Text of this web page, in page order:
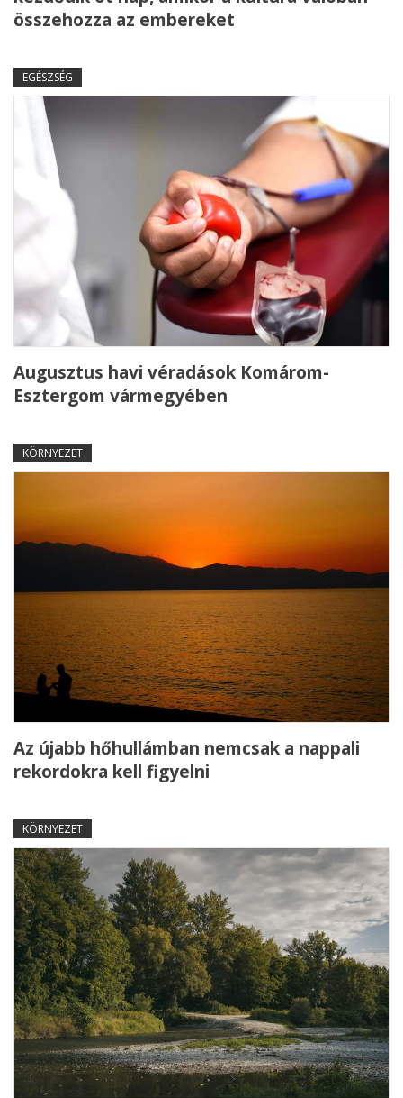
összehozza az embereket
EGÉSZSÉG
Augusztus havi véradások Komárom-
Esztergom vármegyében
KÖRNYEZET
Az újabb hőhullámban nemcsak a nappali
rekordokra kell figyelni
KÖRNYEZET